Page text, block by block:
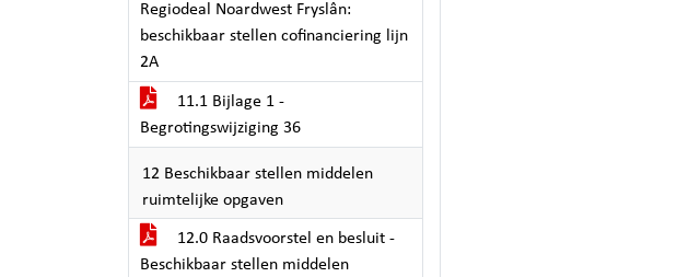
Regiodeal Noardwest Fryslân:
beschikbaar stellen cofinanciering lijn
2A
11.1 Bijlage 1 -
Begrotingswijziging 36
12 Beschikbaar stellen middelen
ruimtelijke opgaven
12.0 Raadsvoorstel en besluit -
Beschikbaar stellen middelen